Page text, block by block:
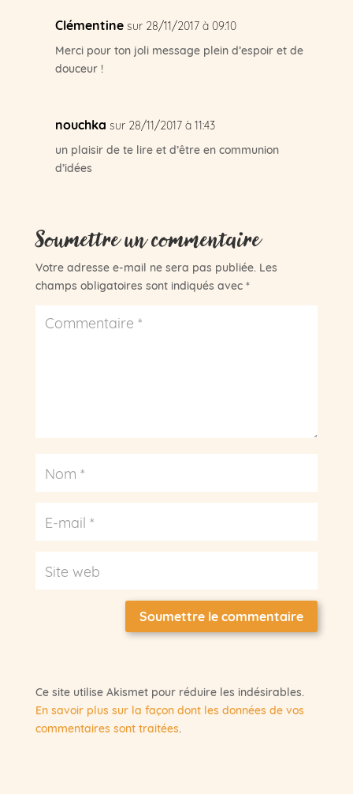
Clémentine sur 28/11/2017 à 09:10
Merci pour ton joli message plein d’espoir et de
douceur !
nouchka sur 28/11/2017 à 11:43
un plaisir de te lire et d’être en communion
d’idées
Soumettre un commentaire
Votre adresse e-mail ne sera pas publiée. Les
champs obligatoires sont indiqués avec *
Soumettre le commentaire
Ce site utilise Akismet pour réduire les indésirables.
En savoir plus sur la façon dont les données de vos
commentaires sont traitées.